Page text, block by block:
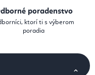
poradenstvo
ktorí ti s výberom
poradia